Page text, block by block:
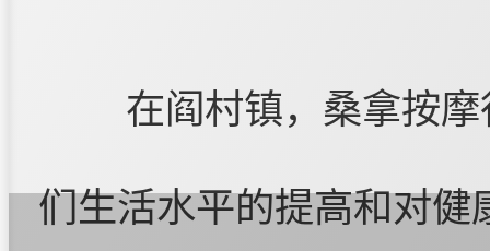
在阎村镇，桑拿按
们生活水平的提高和对